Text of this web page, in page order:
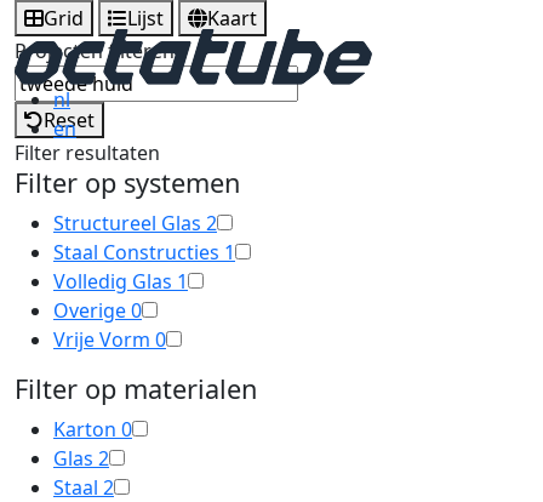
nl
en
Grid Lijst
Kaart
Projecten filteren
Reset
Filter resultaten
Filter op systemen
Structureel Glas 2
Staal Constructies 1
Volledig Glas 1
Overige0
Vrije Vorm 0
Filter op materialen
Karton 0
Glas 2
Staal 2